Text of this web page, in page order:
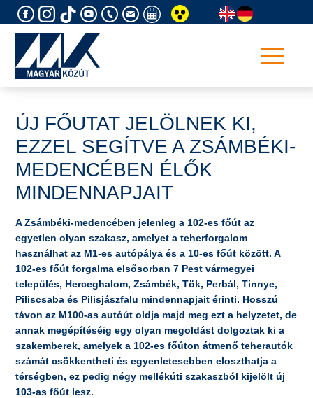
to
ÚJ FŐUTAT JELÖLNEK KI,
EZZEL SEGÍTVE A ZSÁMBÉKI-
MEDENCÉBEN ÉLŐK
MINDENNAPJAIT
A Zsámbéki-medencében jelenleg a 102-es főút az
egyetlen olyan szakasz, amelyet a teherforgalom
használhat az M1-es autópálya és a 10-es főút között. A
102-es főút forgalma elsősorban 7 Pest vármegyei
település, Herceghalom, Zsámbék, Tök, Perbál, Tinnye,
Piliscsaba és Pilisjászfalu mindennapjait érinti. Hosszú
távon az M100-as autóút oldja majd meg ezt a helyzetet, de
annak megépítéséig egy olyan megoldást dolgoztak ki a
szakemberek, amelyek a 102-es főúton átmenő teherautók
számát csökkentheti és egyenletesebben eloszthatja a
térségben, ez pedig négy mellékúti szakaszból kijelölt új
103-as főút lesz.